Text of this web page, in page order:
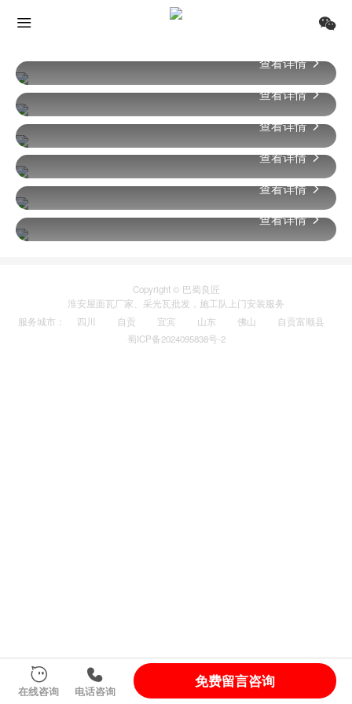
树脂瓦厂家
竹节瓦、小青瓦，全新好料，做优质好瓦
查看详情
采光瓦厂家
进口聚酯酸酯，品质优等
查看详情
彩石瓦厂家
各种瓦型，全方位满足您的需求
查看详情
夹芯板厂家
防火、隔音、保温隔热效果好
查看详情
彩钢瓦厂家
查看详情
查看详情
Copyright © 巴蜀良匠
淮安屋面瓦厂家 采光瓦批发，施工队上门安装服务
服务城市 ： 四川 自贡 宜宾 山东 佛山
自贡富顺县
蜀ICP备2024095838号-2
在线咨询 电话咨询
免费留言咨询